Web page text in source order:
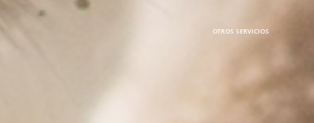
OTROS SERVICIOS